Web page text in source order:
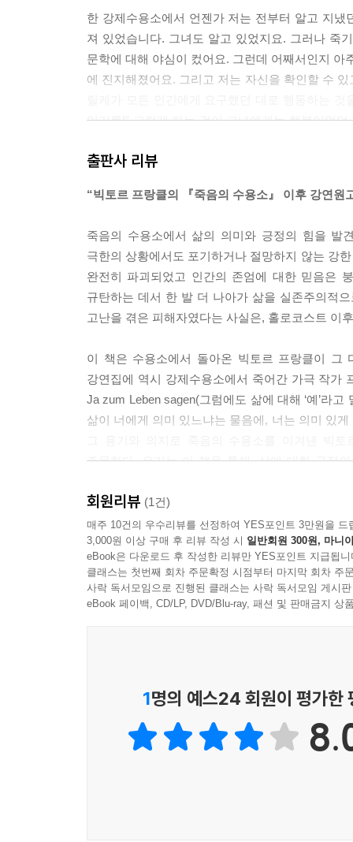
한 강제수용소에서 언젠가 저는 전부터 알고 지
져 있었습니다. 그녀도 알고 있었지요. 그러나 죽
문학에 대해 야심이 컸어요. 그런데 어째서인지
에 진지해졌어요. 그리고 저는 자신을 확인할 수
있기를!” 그렇게 하는 것이 그녀에게는 행복이었
가는 몸뚱이조차 제대로 가누지 못했습니다. 발
으로 배급되는 수프 말이죠. 오늘 저녁엔 국물만
면 어떤 작업반에 배속될지 생각해보기도 했지요
까 하고 말이지요. 그들의 생각은 수용소 수감자
너무 어리석게 여겨졌습니다. 그는 다른 생각들
무리 속에 있는 이 남자를 좀더 가까이서 보았다
는 것을 발견하셨을 겁니다. 프랑클, 빅토르. ---
부헨발트 강제수용소의 수감자들이 “그럼에도 삶
을 갖가지 방식으로 실행했던 것입니다. 그들과
그리고 이것이 제가 해온 이 세 번의 강연 전체의
죽음에도 불구하고(첫 번째 강의), 육체적이거나
이 모든 것에도 불구하고 삶에 대해 “예”라고 말할
--- pp.162-163
출판사 리뷰
“빅토르 프랑클의 『죽음의 수용소』 이후 강연원
죽음의 수용소에서 삶의 의미와 긍정의 힘을 발
극한의 상황에서도 포기하거나 절망하지 않는 강
완전히 파괴되었고 인간의 존엄에 대한 믿음은
규탄하는 데서 한 발 더 나아가 삶을 실존주의적
고난을 겪은 피해자였다는 사실은, 홀로코스트 이
이 책은 수용소에서 돌아온 빅토르 프랑클이 그
강연집에 역시 강제수용소에서 죽어간 가극 작가
Ja zum Leben sagen(그럼에도 삶에 대해 ‘예’라
삶이 너에게 의미 있느냐는 물음에, 너는 의미 있
주문한다. 우리는 이 책을 통해, 삶에 대한 긍정
회원리뷰 (1건)
매주 10건의 우수리뷰를 선정하여 YES포인트 3만원을 드
3,000원 이상 구매 후 리뷰 작성 시 일반회원 300원, 마니
eBook은 다운로드 후 작성한 리뷰만 YES포인트 지급됩니
클래스는 첫번째 회차 주문확정 시점부터 마지막 회차 주
사락 독서모임으로 진행된 클래스는 사락 독서모임 게시
eBook 페이백, CD/LP, DVD/Blu-ray, 패션 및 판매금지 상
1명의 예스24 회원이 평가한